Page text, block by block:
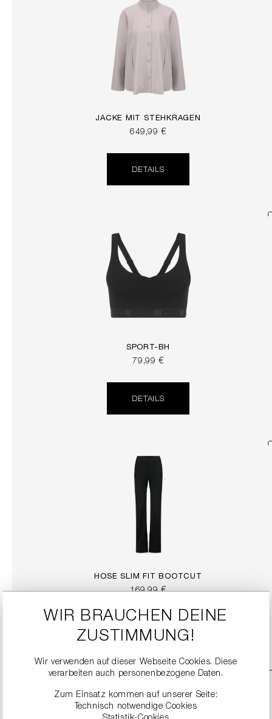
JACKE MIT STEHKRAGEN
649,99 €
DETAILS
SPORT-BH
79,99 €
DETAILS
HOSE SLIM FIT BOOTCUT
169,99 €
DETAILS
WIR BRAUCHEN DEINE
ZUSTIMMUNG!
Wir verwenden auf dieser Webseite Cookies. Diese
verarbeiten auch personenbezogene Daten.
Zum Einsatz kommen auf unserer Seite:
Technisch notwendige Cookies